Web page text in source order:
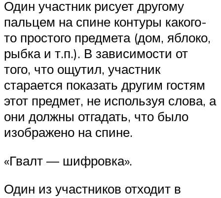
Один участник рисует другому
пальцем на спине контуры какого-
то простого предмета (дом, яблоко,
рыбка и т.п.). В зависимости от
того, что ощутил, участник
старается показать другим гостям
этот предмет, не используя слова, а
они должны отгадать, что было
изображено на спине.
«Гвалт — шифровка».
Один из участников отходит в